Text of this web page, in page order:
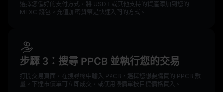
選擇您偏好的支付方式，將 USDT 或其他支持的資產添加到您的
MEXC 錢包。充值加密貨幣是快速入門的方式。
步驟 3：搜尋 PPCB 並執行您的交易
打開交易頁面，在搜尋欄中輸入 PPCB，選擇您想要購買的 PPCB 數
量。下達市價單可立即成交，或使用限價單按目標價格買入。